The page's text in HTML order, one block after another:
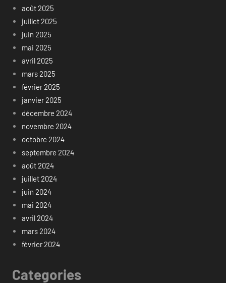
août 2025
juillet 2025
juin 2025
mai 2025
avril 2025
mars 2025
février 2025
janvier 2025
décembre 2024
novembre 2024
octobre 2024
septembre 2024
août 2024
juillet 2024
juin 2024
mai 2024
avril 2024
mars 2024
février 2024
Categories